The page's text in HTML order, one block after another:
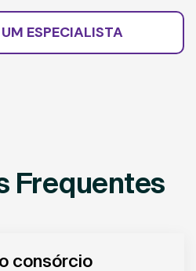
ESPECIALISTA
Frequentes
consórcio